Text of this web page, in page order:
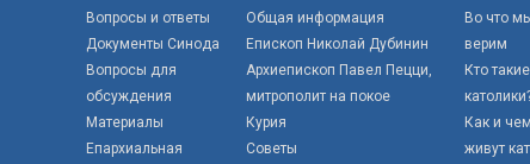
Вопросы и ответы
Документы Синода
Вопросы для
обсуждения
Материалы
Епархиальная
Общая информация
Епископ Николай Дубинин
Архиепископ Павел Пецци,
митрополит на покое
Курия
Советы
Во что
верим
Кто такие
Как и чем
живут